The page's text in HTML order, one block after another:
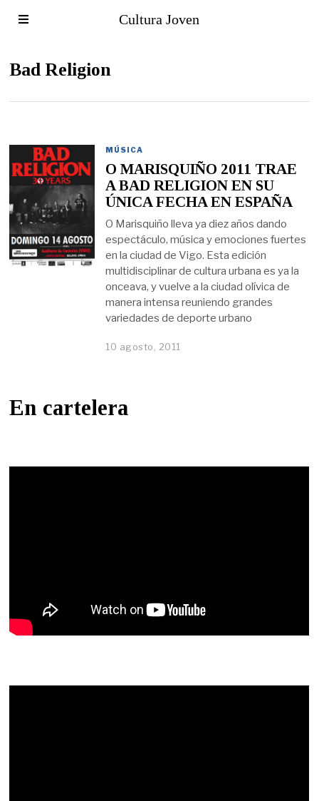
Cultura Joven
Bad Religion
MÚSICA
O MARISQUIÑO 2011 TRAE
A BAD RELIGION EN SU
ÚNICA FECHA EN ESPAÑA
O Marisquiño lleva ya diez años dando
espectáculo, música y emociones fuertes
en la ciudad de Vigo. Esta edición
multidisciplinar de cultura urbana es ya la
onceava, y vuelve a la ciudad olívica de
manera intensa reuniendo grandes
variedades de deporte urbano
10 agosto, 2011
En cartelera